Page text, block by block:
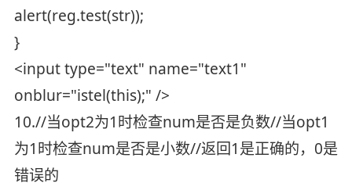
alert(reg.test(str));
}
<input type="text" name="text1"
onblur="istel(this);" />
10.//当opt2为1时检查num是否是负数//当opt1
为1时检查num是否是小数//返回1是正确的，0是
错误的